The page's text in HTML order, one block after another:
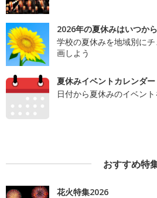
2026年の夏休みはいつか
学校の夏休みを地域別に
画しよう
夏休みイベントカレンダー
日付から夏休みのイベン
おすすめ特
花火特集2026